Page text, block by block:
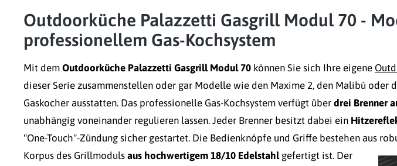
Outdoorküche Palazzetti Gasgrill Modul 70 -
professionellem Gas-Kochsystem
Mit dem Outdoorküche Palazzetti Gasgrill Modul 70 können Sie sich Ihre eigene
dieser Serie zusammenstellen oder gar Modelle wie den Maxime 2, den Malibù oder
Gaskocher ausstatten. Das professionelle Gas-Kochsystem verfügt über drei Brenner
unabhängig voneinander regulieren lassen. Jeder Brenner besitzt dabei ein
"One-Touch"-Zündung sicher gestartet. Die Bedienknöpfe und Griffe bestehen aus
Korpus des Grillmoduls aus hochwertigem 18/10 Edelstahlgefertigt ist. Der